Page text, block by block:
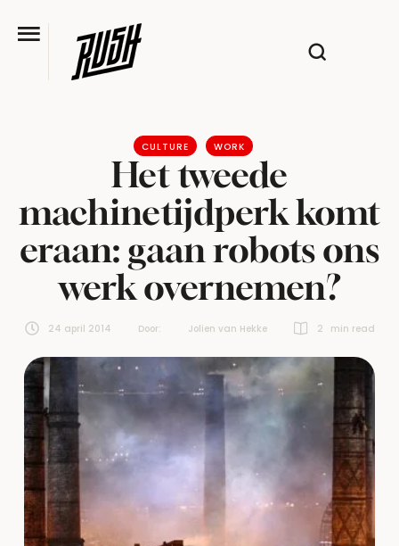
CULTURE WORK
Het tweede
machinetijdperk komt
eraan: gaan robots ons
werk overnemen?
24 april 2014 Door: Jolien van Hekke 2 min read